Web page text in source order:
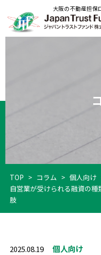
大阪の不動産担保
TOP > コラム > 個人向け
自営業が受けられる融資の
肢
2025.08.19 個人向け